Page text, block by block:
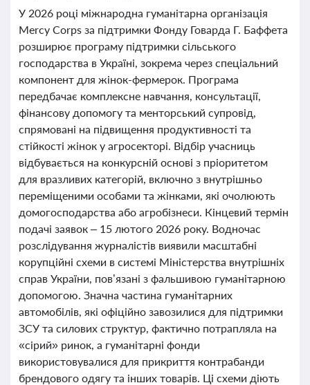
У 2026 році міжнародна гуманітарна організація
Mercy Corps за підтримки Фонду Говарда Г. Баффета
розширює програму підтримки сільського
господарства в Україні, зокрема через спеціальний
компонент для жінок-фермерок. Програма
передбачає комплексне навчання, консультації,
фінансову допомогу та менторський супровід,
спрямовані на підвищення продуктивності та
стійкості жінок у агросекторі. Відбір учасниць
відбувається на конкурсній основі з пріоритетом
для вразливих категорій, включно з внутрішньо
переміщеними особами та жінками, які очолюють
домогосподарства або агробізнеси. Кінцевий термін
подачі заявок – 15 лютого 2026 року. Водночас
розслідування журналістів виявили масштабні
корупційні схеми в системі Міністерства внутрішніх
справ України, пов’язані з фальшивою гуманітарною
допомогою. Значна частина гуманітарних
автомобілів, які офіційно завозилися для підтримки
ЗСУ та силових структур, фактично потрапляла на
«сірий» ринок, а гуманітарні фонди
використовувалися для прикриття контрабанди
брендового одягу та інших товарів. Ці схеми діють